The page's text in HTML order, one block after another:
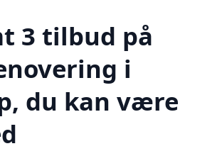
3 tilbud på
i
du kan være